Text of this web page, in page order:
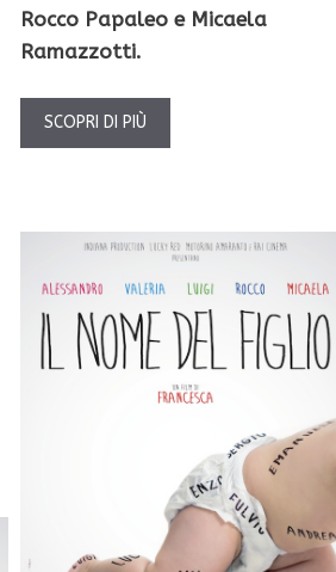
Rocco Papaleo e Micaela
Ramazzotti.
SCOPRI DI PIÙ